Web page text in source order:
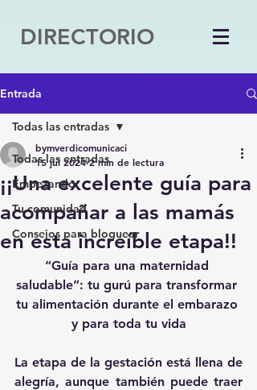
DIRECTORIO
Entrada
Todas las entradas
Empezando
Tu comunidad
Consejos para bloguear
Todas las entradas
¡¡Una excelente guía para
acompañar a las mamás
en esta increíble etapa!!
bymverdicomunicaci
15 jul 2024 2 min de lectura
“Guía para una maternidad
saludable”: tu gurú para transformar
tu alimentación durante el embarazo
y para toda tu vida
La etapa de la gestación está llena de
alegría, aunque también puede traer